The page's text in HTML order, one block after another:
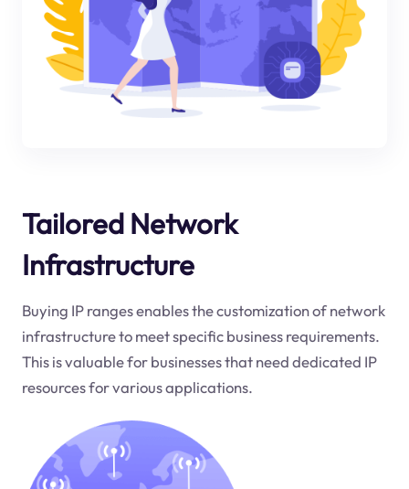
Tailored Network
Infrastructure
Buying IP ranges enables the customization of network
infrastructure to meet specific business requirements.
This is valuable for businesses that need dedicated IP
resources for various applications.